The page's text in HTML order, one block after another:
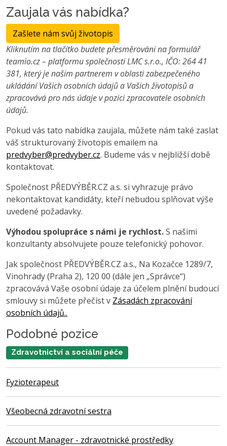
Zaujala vás nabídka?
Zašlete nám svůj životopis
Kliknutím na tlačítko budete přesměrováni na formulář
teamio.cz – platformu společnosti LMC s.r.o., IČO: 264 41
381, který je našim partnerem v oblasti zabezpečeného
ukládání Vašich osobních údajů a Vašich životopisů a
zpracovává pro nás údaje v pozici zpracovatele osobních
údajů.
Pokud vás tato nabídka zaujala, můžete nám také zaslat
váš strukturovaný životopis emailem na
predvyber@predvyber.cz. Budeme vás v nejbližší době
kontaktovat.
Společnost PŘEDVÝBĚR.CZ a.s. si vyhrazuje právo
nekontaktovat kandidáty, kteří nebudou splňovat výše
uvedené požadavky.
Výhodou spolupráce s námi je rychlost.S našimi
konzultanty absolvujete pouze telefonický pohovor.
Jak společnost PŘEDVÝBĚR.CZ a.s., Na Kozačce 1289/7,
Vinohrady (Praha 2), 120 00 (dále jen „Správce“)
zpracovává Vaše osobní údaje za účelem plnění budoucí
smlouvy si můžete přečíst v Zásadách zpracování
osobních údajů..
Podobné pozice
Zdravotnictví a sociální péče
Fyzioterapeut
Všeobecná zdravotní sestra
Account Manager - zdravotnické prostředky